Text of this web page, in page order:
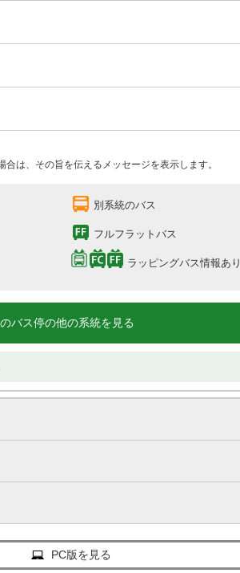
は、その旨を伝えるメッセージを表示します。
別系統のバス
フルフラットバス
ラッピングバス情報あり
バス停の他の系統を見る
PC版を見る